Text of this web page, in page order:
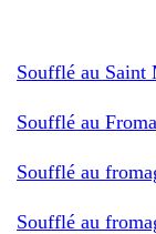
Soufflé au Saint
Soufflé au
Soufflé au
Soufflé au